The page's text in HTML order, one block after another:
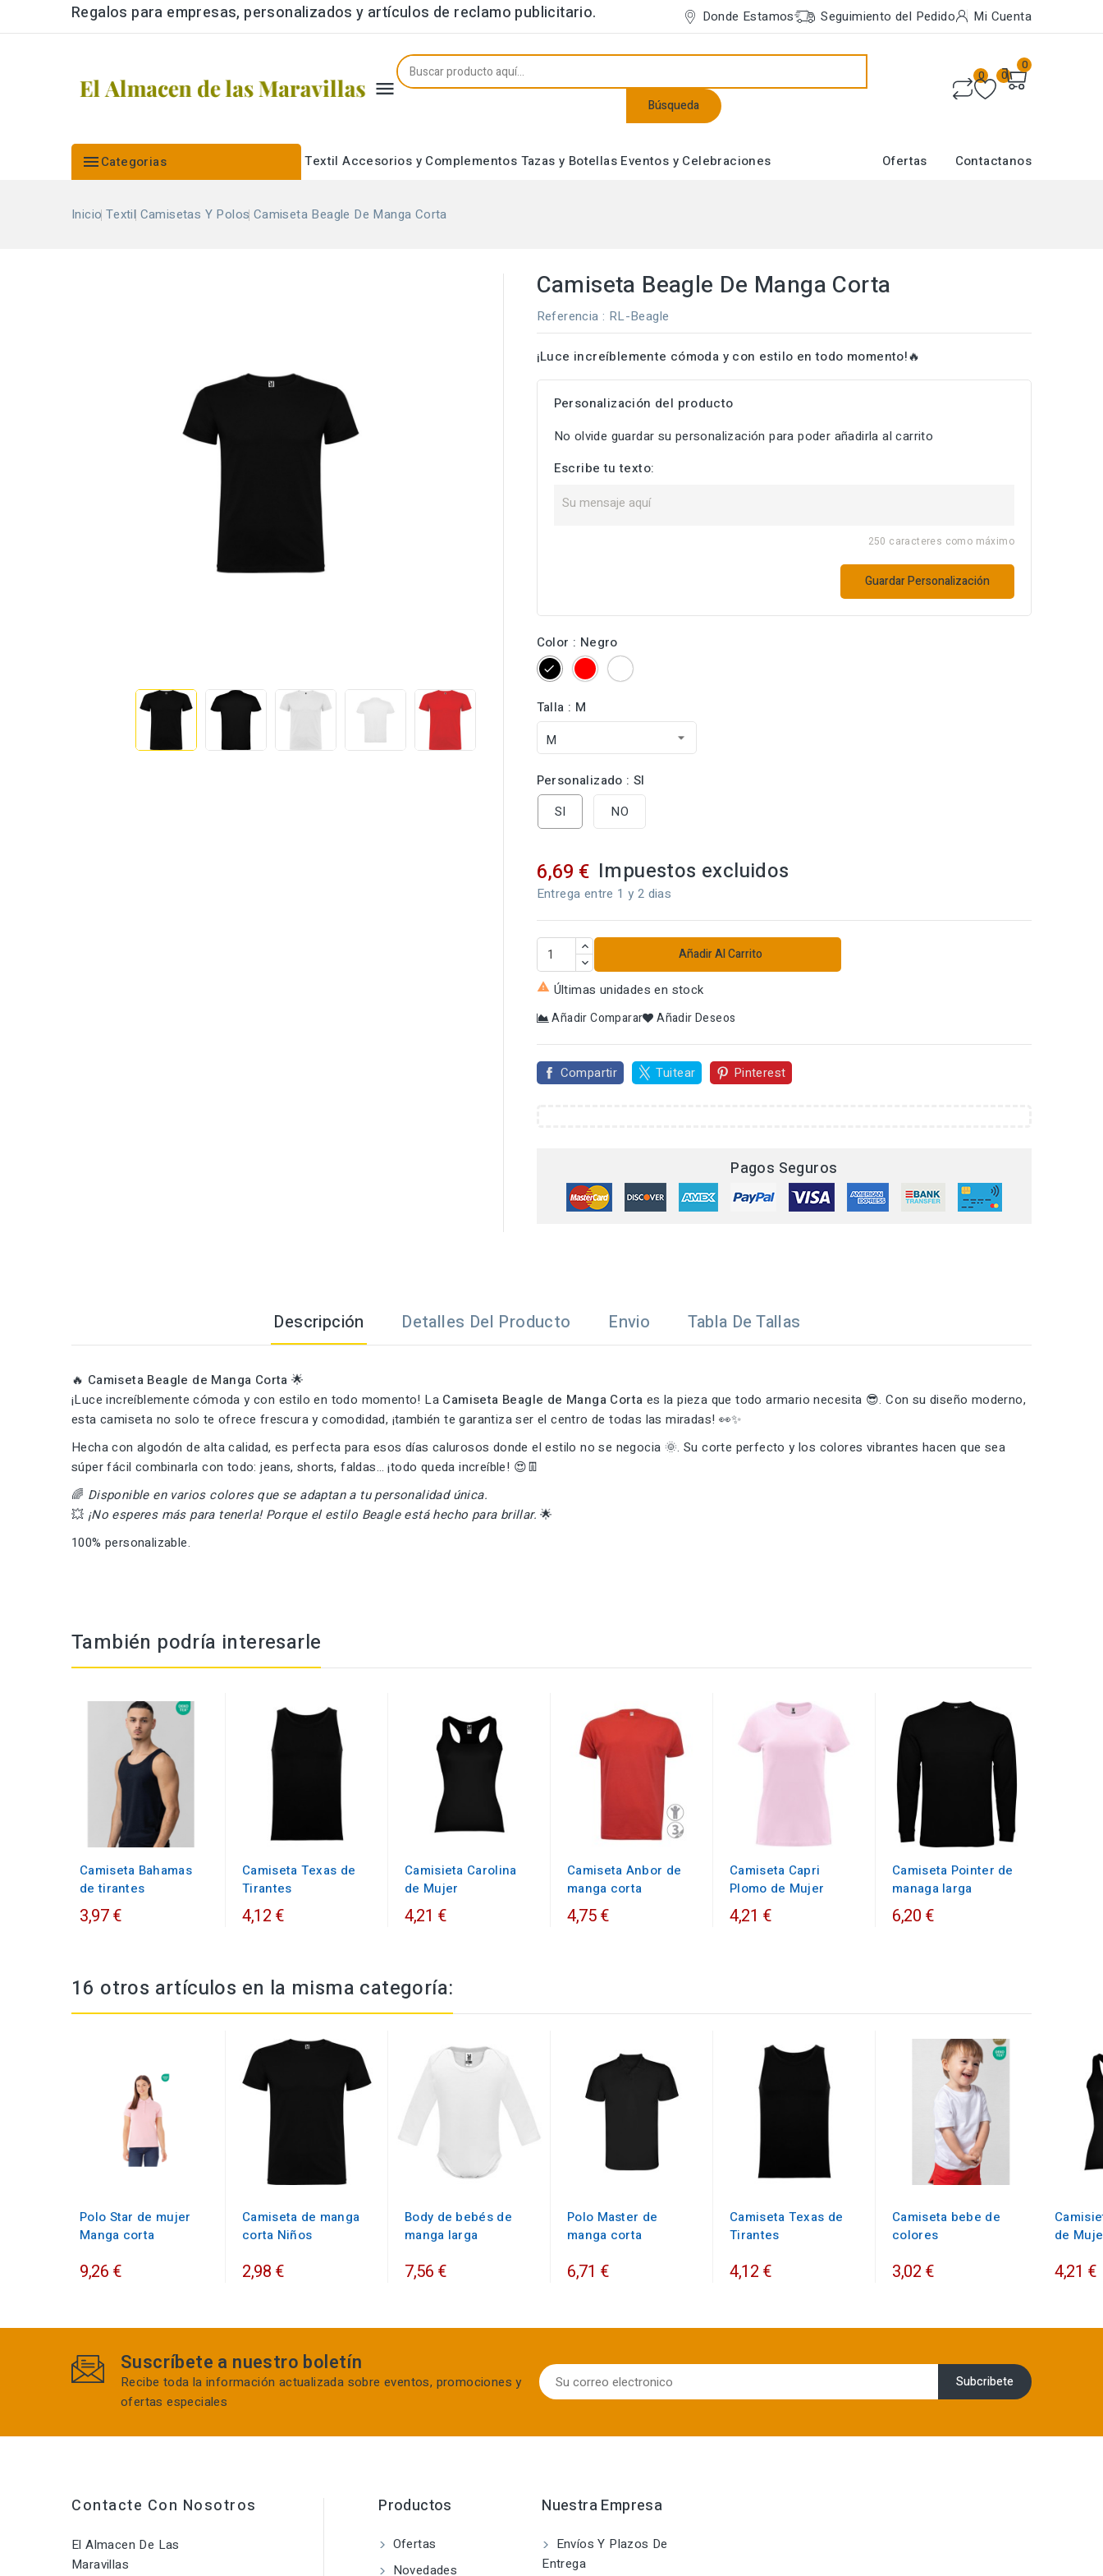
Regalos para empresas, personalizados y artículos de reclamo publicitario. Donde Estamos Seguimiento del Pedido Mi Cuenta

Búsqueda
0 0
0
Categorias Textil Accesorios y Complementos Tazas y Botellas Eventos y Celebraciones Ofertas Contactanos
Inicio Textil Camisetas Y Polos Camiseta Beagle De Manga Corta
Camiseta Beagle De Manga Corta
Referencia : RL-Beagle
¡Luce increíblemente cómoda y con estilo en todo momento!🔥
Personalización del producto
No olvide guardar su personalización para poder añadirla al carrito
Escribe tu texto:
250 caracteres como máximo
Guardar Personalización
Color : Negro
NegroRojo Blanco
Talla : M
Personalizado : SI
SI
NO
6,69 € Impuestos excluidos
Entrega entre 1 y 2 dias
Añadir Al Carrito
 Últimas unidades en stock
Añadir Comparar Añadir Deseos
Compartir Tuitear Pinterest
Pagos Seguros
Descripción Detalles Del Producto Envio Tabla De Tallas
🔥 Camiseta Beagle de Manga Corta 🌟
¡Luce increíblemente cómoda y con estilo en todo momento! La Camiseta Beagle de Manga Corta es la pieza que todo armario necesita 😎. Con su diseño moderno,
esta camiseta no solo te ofrece frescura y comodidad, ¡también te garantiza ser el centro de todas las miradas! 👀✨
Hecha con algodón de alta calidad, es perfecta para esos días calurosos donde el estilo no se negocia 🌞. Su corte perfecto y los colores vibrantes hacen que sea
súper fácil combinarla con todo: jeans, shorts, faldas… ¡todo queda increíble! 😍👖
🌈 Disponible en varios colores que se adaptan a tu personalidad única.
💥 ¡No esperes más para tenerla! Porque el estilo Beagle está hecho para brillar. 🌟
100% personalizable.
También podría interesarle
Camiseta Bahamas
de tirantes
3,97 €
Camiseta Texas de
Tirantes
4,12 €
Camisieta Carolina
de Mujer
4,21 €
Camiseta Anbor de
manga corta
4,75 €
Camiseta Capri
Plomo de Mujer
4,21 €
Camiseta Pointer de
managa larga
6,20 €
16 otros artículos en la misma categoría:
Polo Star de mujer
Manga corta
9,26 €
Camiseta de manga
corta Niños
2,98 €
Body de bebés de
manga larga
7,56 €
Polo Master de
manga corta
6,71 €
Camiseta Texas de
Tirantes
4,12 €
Camiseta bebe de
colores
3,02 €
de
4,21 €
Suscríbete a nuestro boletín
Recibe toda la información actualizada sobre eventos, promociones y
ofertas especiales
Contacte Con Nosotros
El Almacen De Las
Maravillas
Productos
Ofertas
Novedades
Nuestra Empresa
Envíos Y Plazos De
Entrega